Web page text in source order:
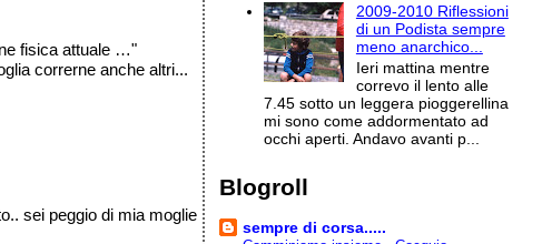
fisica attuale …"
correrne anche altri...
sei peggio di mia moglie
2009-2010 Riflessioni
di un Podista sempre
meno anarchico...
Ieri mattina mentre
correvo il lento alle
7.45 sotto un leggera pioggerellina
mi sono come addormentato ad
occhi aperti. Andavo avanti p...
Blogroll
sempre di corsa.....